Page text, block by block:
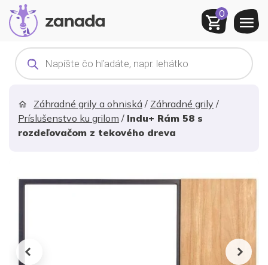
Products
search
0
Záhradné grily a ohniská / Záhradné grily /
Príslušenstvo ku grilom / Indu+ Rám 58 s
rozdeľovačom z tekového dreva